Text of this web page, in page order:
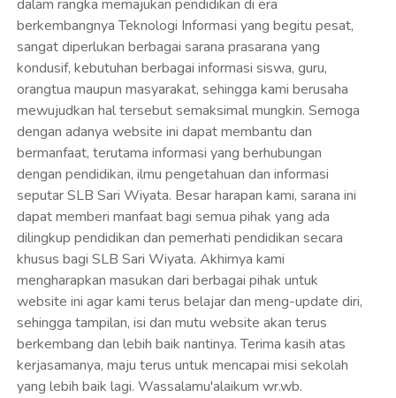
dalam rangka memajukan pendidikan di era
berkembangnya Teknologi Informasi yang begitu pesat,
sangat diperlukan berbagai sarana prasarana yang
kondusif, kebutuhan berbagai informasi siswa, guru,
orangtua maupun masyarakat, sehingga kami berusaha
mewujudkan hal tersebut semaksimal mungkin. Semoga
dengan adanya website ini dapat membantu dan
bermanfaat, terutama informasi yang berhubungan
dengan pendidikan, ilmu pengetahuan dan informasi
seputar SLB Sari Wiyata. Besar harapan kami, sarana ini
dapat memberi manfaat bagi semua pihak yang ada
dilingkup pendidikan dan pemerhati pendidikan secara
khusus bagi SLB Sari Wiyata. Akhirnya kami
mengharapkan masukan dari berbagai pihak untuk
website ini agar kami terus belajar dan meng-update diri,
sehingga tampilan, isi dan mutu website akan terus
berkembang dan lebih baik nantinya. Terima kasih atas
kerjasamanya, maju terus untuk mencapai misi sekolah
yang lebih baik lagi. Wassalamu'alaikum wr.wb.